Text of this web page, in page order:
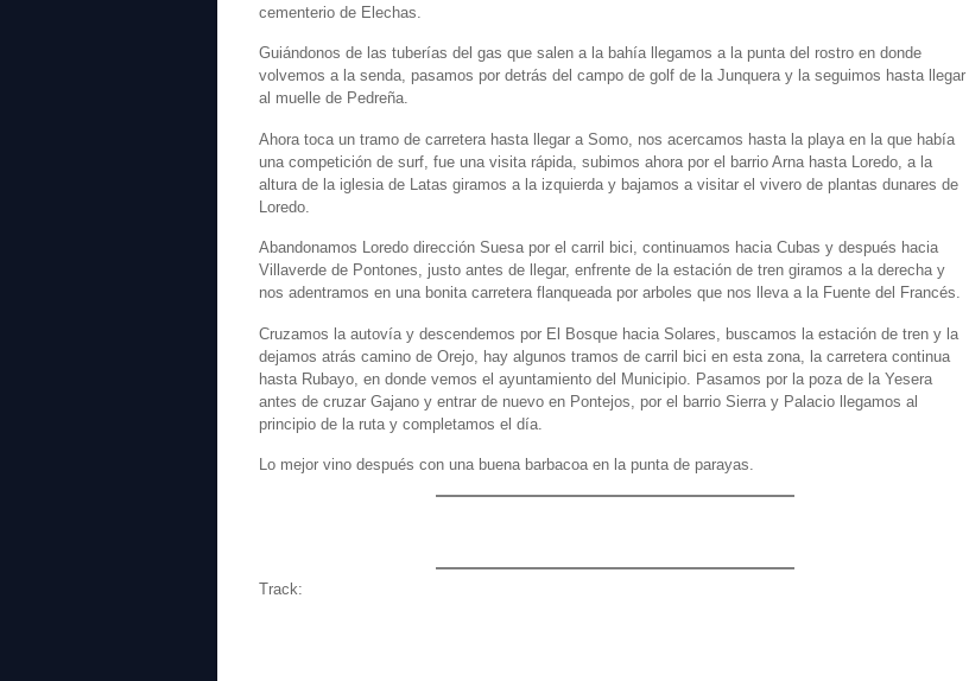
cementerio de Elechas.
Guiándonos de las tuberías del gas que salen a la bahía llegamos a la punta del rostro en donde
volvemos a la senda, pasamos por detrás del campo de golf de la Junquera y la seguimos hasta llegar
al muelle de Pedreña.
Ahora toca un tramo de carretera hasta llegar a Somo, nos acercamos hasta la playa en la que había
una competición de surf, fue una visita rápida, subimos ahora por el barrio Arna hasta Loredo, a la
altura de la iglesia de Latas giramos a la izquierda y bajamos a visitar el vivero de plantas dunares de
Loredo.
Abandonamos Loredo dirección Suesa por el carril bici, continuamos hacia Cubas y después hacia
Villaverde de Pontones, justo antes de llegar, enfrente de la estación de tren giramos a la derecha y
nos adentramos en una bonita carretera flanqueada por arboles que nos lleva a la Fuente del Francés.
Cruzamos la autovía y descendemos por El Bosque hacia Solares, buscamos la estación de tren y la
dejamos atrás camino de Orejo, hay algunos tramos de carril bici en esta zona, la carretera continua
hasta Rubayo, en donde vemos el ayuntamiento del Municipio. Pasamos por la poza de la Yesera
antes de cruzar Gajano y entrar de nuevo en Pontejos, por el barrio Sierra y Palacio llegamos al
principio de la ruta y completamos el día.
Lo mejor vino después con una buena barbacoa en la punta de parayas.
Track: